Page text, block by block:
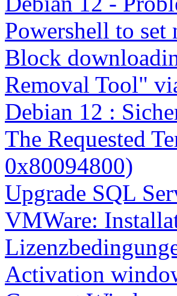
Powershell to set
Block
Removal Tool"
Debian 12 :
The Requested
0x80094800)
Upgrade SQL
VMWare:
Activation